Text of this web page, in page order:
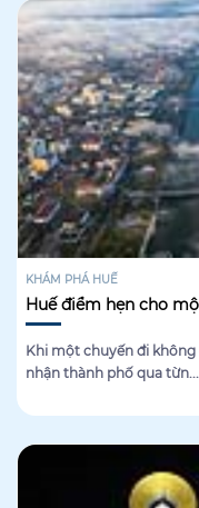
KHÁM PHÁ HUẾ
Huế điểm hẹn cho
Khi một chuyến đi không
nhận thành phố qua từn...